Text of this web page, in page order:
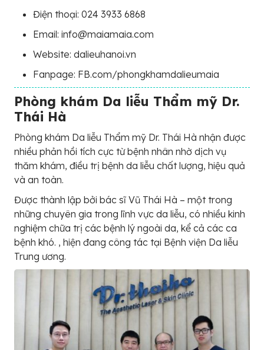
Điện thoại: 024 3933 6868
Email: info@maiamaia.com
Website: dalieuhanoi.vn
Fanpage: FB.com/phongkhamdalieumaia
Phòng khám Da liễu Thẩm mỹ Dr.
Thái Hà
Phòng khám Da liễu Thẩm mỹ Dr. Thái Hà nhận được
nhiều phản hồi tích cực từ bệnh nhân nhờ dịch vụ
thăm khám, điều trị bệnh da liễu chất lượng, hiệu quả
và an toàn.
Được thành lập bởi bác sĩ Vũ Thái Hà – một trong
những chuyên gia trong lĩnh vực da liễu, có nhiều kinh
nghiệm chữa trị các bệnh lý ngoài da, kể cả các ca
bệnh khó. , hiện đang công tác tại Bệnh viện Da liễu
Trung ương.